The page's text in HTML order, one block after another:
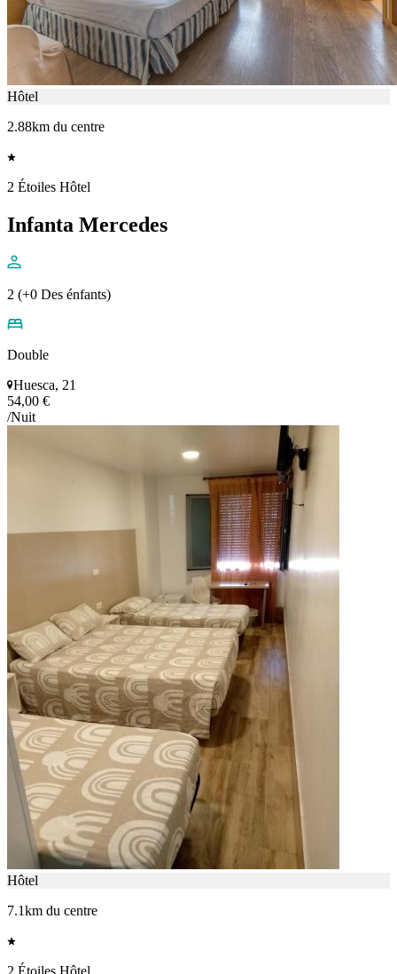
Hôtel
2.88km du centre
2 Étoiles Hôtel
Infanta Mercedes
2 (+0 Des énfants)
Double
Huesca, 21
54,00 €
/Nuit
Hôtel
7.1km du centre
2 Étoiles Hôtel